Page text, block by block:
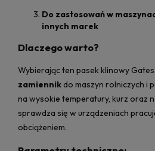
Do zastosowań w
innych marek
Dlaczego warto?
Wybierając ten pasek klinowy
zamiennikdo maszyn rolniczych i
na wysokie temperatury, kurz oraz
sprawdza się w urządzeniach
obciążeniem.